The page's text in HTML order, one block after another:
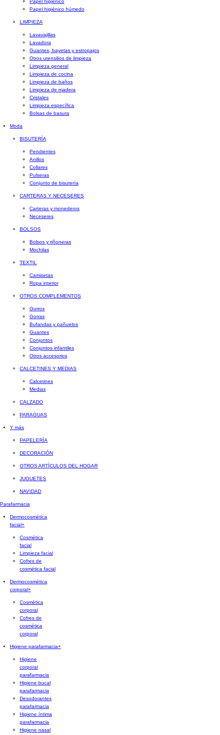
Papel higiénico
Papel higiénico húmedo
LIMPIEZA
Lavavajillas
Lavadora
Guantes, bayetas y estropajos
Otros utensilios de limpieza
Limpieza general
Limpieza de cocina
Limpieza de baños
Limpieza de madera
Cristales
Limpieza específica
Bolsas de basura
Moda
BISUTERÍA
Pendientes
Anillos
Collares
Pulseras
Conjunto de bisutería
CARTERAS Y NECESERES
Carteras y monederos
Neceseres
BOLSOS
Bolsos y riñoneras
Mochilas
TEXTIL
Camisetas
Ropa interior
OTROS COMPLEMENTOS
Gorros
Gorras
Bufandas y pañuelos
Guantes
Conjuntos
Conjuntos infantiles
Otros accesorios
CALCETINES Y MEDIAS
Calcetines
Medias
CALZADO
PARAGUAS
Y más
PAPELERÍA
DECORACIÓN
OTROS ARTÍCULOS DEL HOGAR
JUGUETES
NAVIDAD
Parafarmacia
Dermocosmética
facial+
Cosmética
facial
Limpieza facial
Cofres de
cosmética facial
Dermocosmética
corporal+
Cosmética
corporal
Cofres de
cosmética
corporal
Higiene parafarmacia+
Higiene
corporal
parafarmacia
Higiene bucal
parafarmacia
Desodorantes
parafarmacia
Higiene íntima
parafarmacia
Higiene nasal